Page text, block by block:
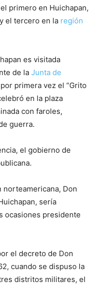
primero en Huichapan,
y el tercero en la región
es visitada
de la Junta de
primera vez el “Grito
en la plaza
con faroles,
guerra.
el gobierno de
norteamericana, Don
sería
ocasiones presidente
el decreto de Don
cuando se dispuso la
distritos militares, el